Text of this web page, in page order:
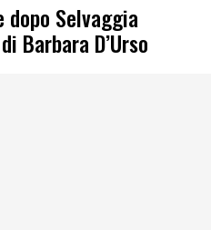
Selvaggia
Barbara D’Urso